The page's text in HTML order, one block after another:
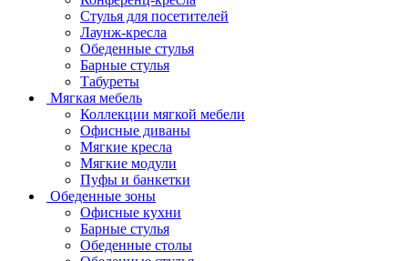
Стулья для посетителей
Лаунж-кресла
Обеденные стулья
Барные стулья
Табуреты
Мягкая мебель
Коллекции мягкой мебели
Офисные диваны
Мягкие кресла
Мягкие модули
Пуфы и банкетки
Обеденные зоны
Офисные кухни
Барные стулья
Обеденные столы